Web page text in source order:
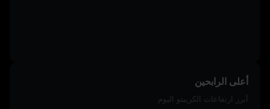
أعلى الرابحين
أبرز ارتفاعات الكريبتو اليوم